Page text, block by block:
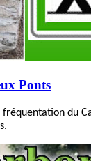
Ponts
du